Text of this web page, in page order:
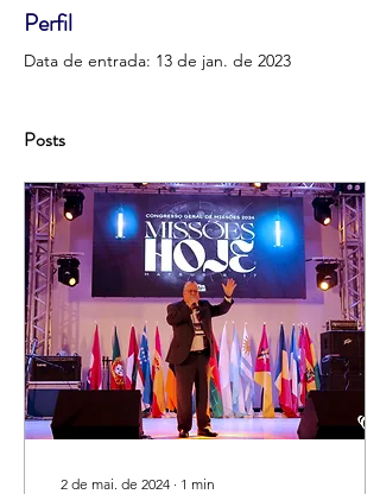
Perfil
Data de entrada: 13 de jan. de 2023
Posts
2 de mai. de 2024 ∙ 1 min